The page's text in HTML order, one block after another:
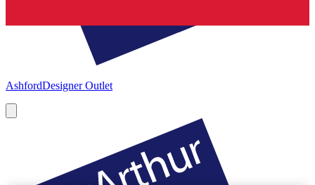
AshfordDesigner Outlet